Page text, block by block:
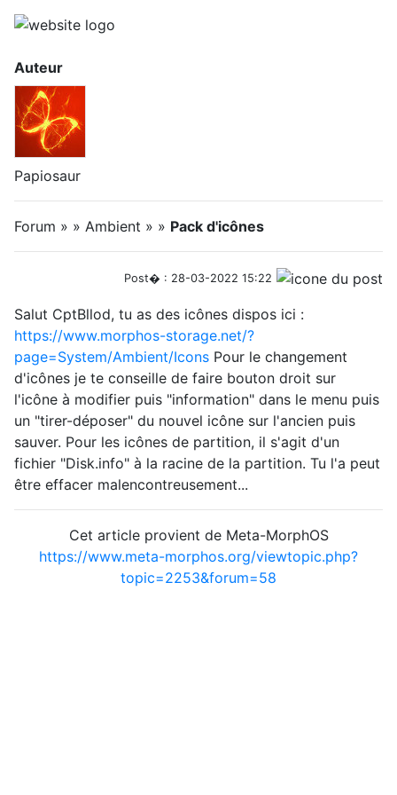
Auteur
Papiosaur
Forum » » Ambient » » Pack d'icônes
Post� : 28-03-2022 15:22
Salut CptBllod, tu as des icônes dispos ici :
https://www.morphos-storage.net/?
page=System/Ambient/Icons Pour le changement
d'icônes je te conseille de faire bouton droit sur
l'icône à modifier puis "information" dans le menu puis
un "tirer-déposer" du nouvel icône sur l'ancien puis
sauver. Pour les icônes de partition, il s'agit d'un
fichier "Disk.info" à la racine de la partition. Tu l'a peut
être effacer malencontreusement...
Cet article provient de Meta-MorphOS
https://www.meta-morphos.org/viewtopic.php?
topic=2253&forum=58